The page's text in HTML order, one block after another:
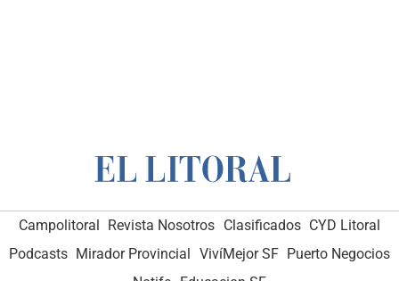
Campolitoral Revista Nosotros Clasificados CYD Litoral
Podcasts Mirador Provincial VivíMejor SF Puerto Negocios